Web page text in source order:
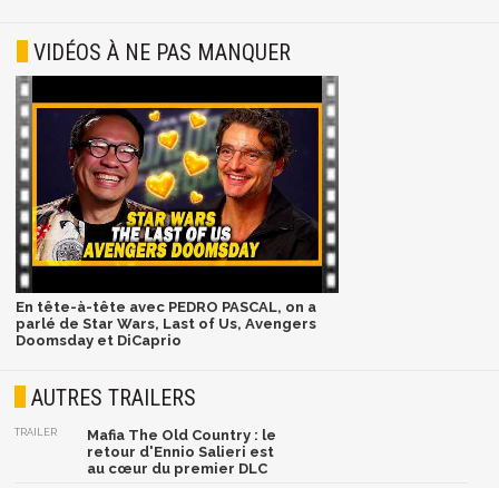
VIDÉOS À NE PAS MANQUER
En tête-à-tête avec PEDRO PASCAL, on a
parlé de Star Wars, Last of Us, Avengers
Doomsday et DiCaprio
AUTRES TRAILERS
TRAILER
Mafia The Old Country : le
retour d'Ennio Salieri est
au cœur du premier DLC